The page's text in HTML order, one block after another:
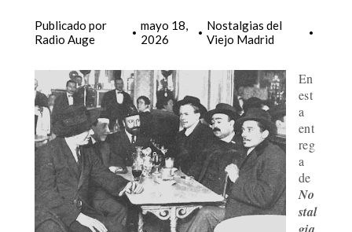
Publicado por
Radio Auge
• mayo 18,
2026
• Nostalgias del
Viejo Madrid
•
En
est
a
ent
reg
a
de
No
stal